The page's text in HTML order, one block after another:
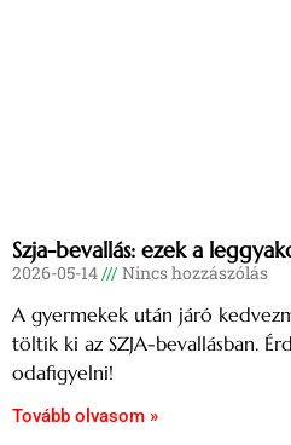
Szja-bevallás: ezek a
2026-05-14 Nincs hozzászólás
A gyermekek után járó
töltik ki az SZJA-bevallásban.
odafigyelni!
Tovább olvasom »